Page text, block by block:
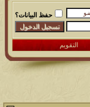
حفظ البيانات؟
التقويم